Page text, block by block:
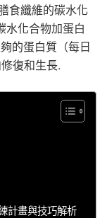
食纖維的碳水化
水化合物加蛋白
的蛋白質（每日
復和生長.
計畫與技巧解析